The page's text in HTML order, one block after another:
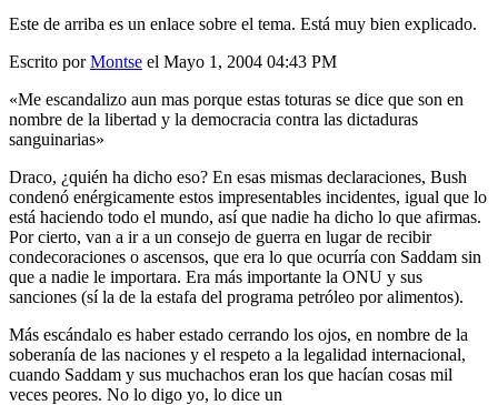
Este de arriba es un enlace sobre el tema. Está muy bien explicado.
Escrito porMontse el Mayo 1, 2004 04:43 PM
«Me escandalizo aun mas porque estas toturas se dice que son en
nombre de la libertad y la democracia contra las dictaduras
sanguinarias»
Draco, ¿quién ha dicho eso? En esas mismas declaraciones, Bush
condenó enérgicamente estos impresentables incidentes, igual que lo
está haciendo todo el mundo, así que nadie ha dicho lo que afirmas.
Por cierto, van a ir a un consejo de guerra en lugar de recibir
condecoraciones o ascensos, que era lo que ocurría con Saddam sin
que a nadie le importara. Era más importante la ONU y sus
sanciones (sí la de la estafa del programa petróleo por alimentos).
Más escándalo es haber estado cerrando los ojos, en nombre de la
soberanía de las naciones y el respeto a la legalidad internacional,
cuando Saddam y sus muchachos eran los que hacían cosas mil
veces peores. No lo digo yo, lo dice un